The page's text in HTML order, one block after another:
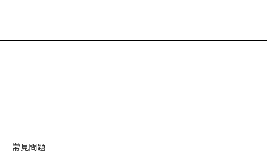
常見問題